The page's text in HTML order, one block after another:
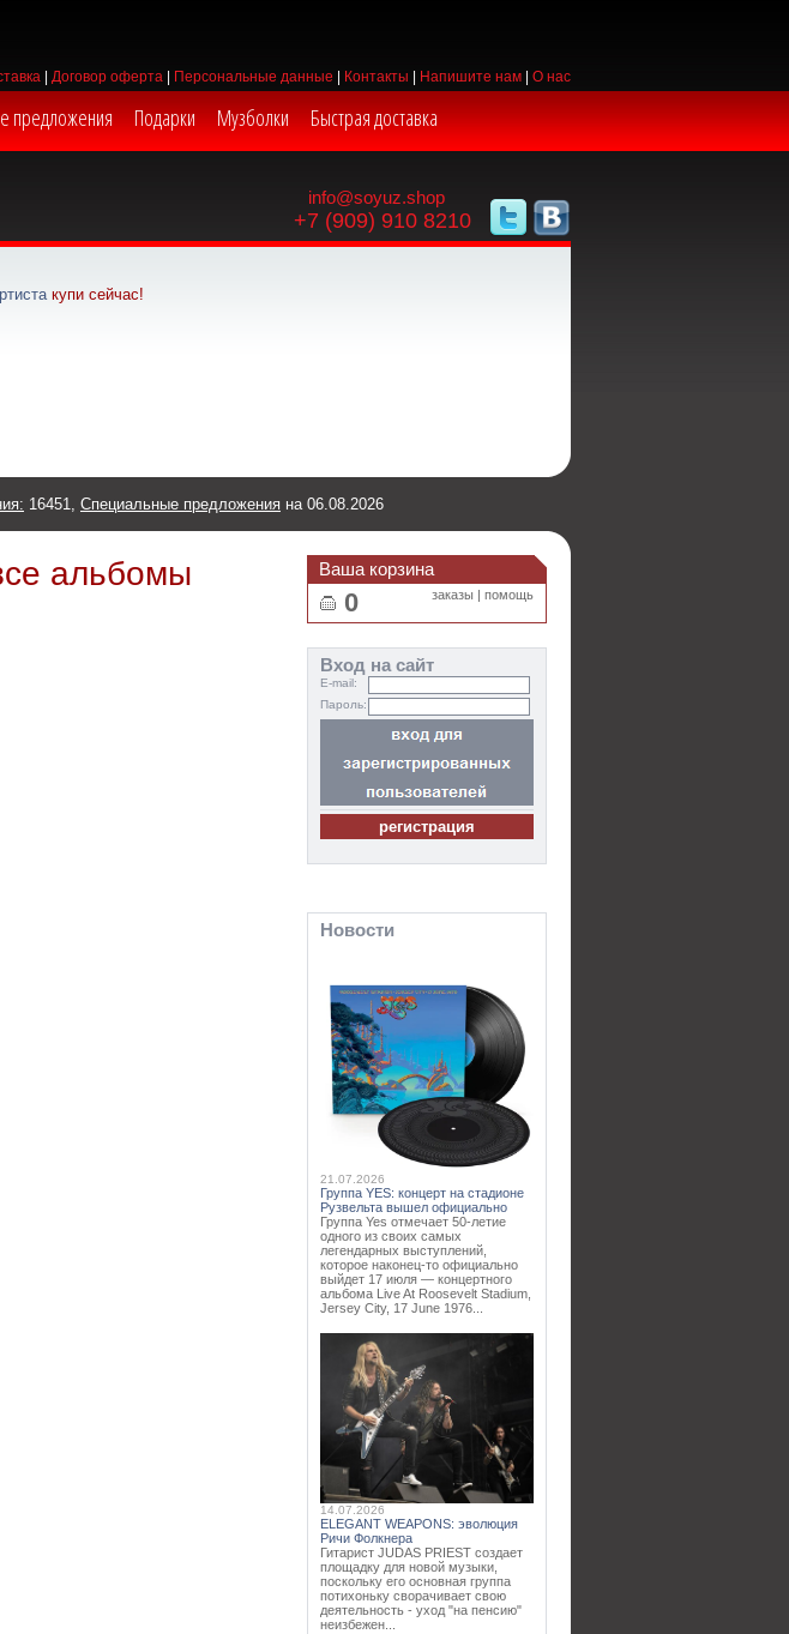
Договор оферта Персональные данные Контакты Напишите нам О нас
предложения Подарки Музболки Быстрая доставка
info@soyuz.shop
+7 (909) 910 8210
купи сейчас!
16451, Специальные предложения на 06.08.2026
альбомы Ваша корзина
0 заказы | помощь
Вход на сайт
E-mail:
Пароль:
Новости
21.07.2026
Группа YES: концерт на стадионе
Рузвельта вышел официально
Группа Yes отмечает 50-летие
одного из своих самых
легендарных выступлений,
которое наконец-то официально
выйдет 17 июля — концертного
альбома Live At Roosevelt Stadium,
Jersey City, 17 June 1976...
14.07.2026
ELEGANT WEAPONS: эволюция
Ричи Фолкнера
Гитарист JUDAS PRIEST создает
площадку для новой музыки,
поскольку его основная группа
потихоньку сворачивает свою
деятельность - уход "на пенсию"
неизбежен...